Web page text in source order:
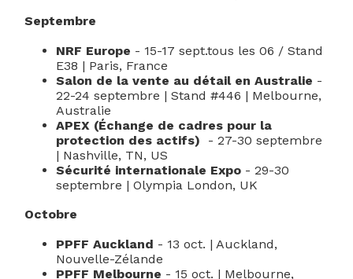
Septembre
NRF Europe - 15-17 sept.tous les 06 / Stand
E38 | Paris, France
Salon de la vente au détail en Australie -
22-24 septembre | Stand #446 | Melbourne,
Australie
APEX (Échange de cadres pour la
protection des actifs)
- 27-30 septembre
| Nashville, TN, US
Sécurité internationale Expo - 29-30
septembre | Olympia London, UK
Octobre
PPFF Auckland - 13 oct. | Auckland,
Nouvelle-Zélande
PPFF Melbourne - 15 oct. | Melbourne,